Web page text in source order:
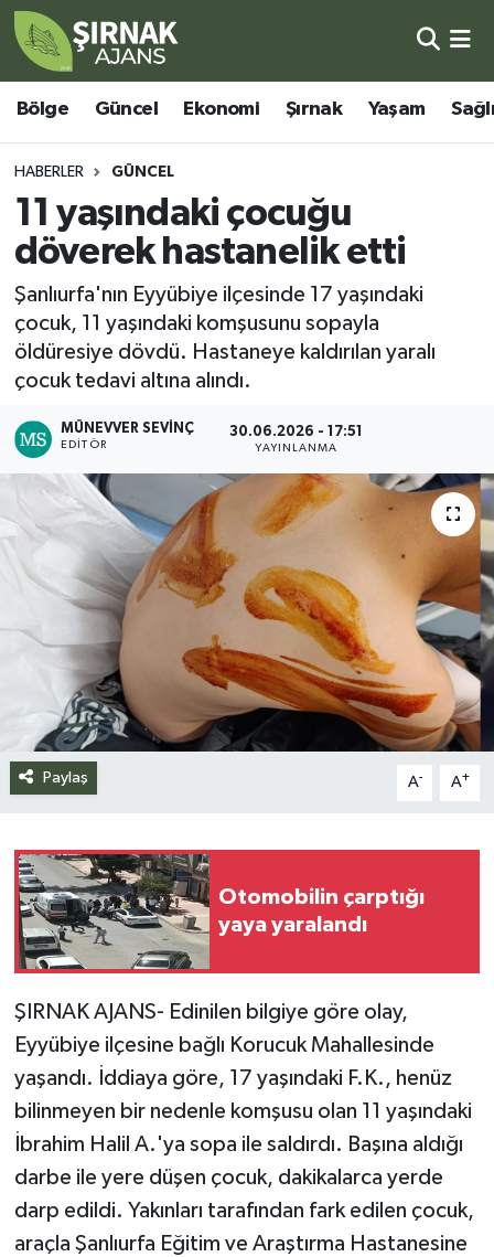
Bölge Güncel Ekonomi Şırnak Yaşam
HABERLER GÜNCEL
11 yaşındaki çocuğu
döverek hastanelik etti
Şanlıurfa'nın Eyyübiye ilçesinde 17 yaşındaki
çocuk, 11 yaşındaki komşusunu sopayla
öldüresiye dövdü. Hastaneye kaldırılan yaralı
çocuk tedavi altına alındı.
MÜNEVVER SEVINÇ
EDITÖR
30.06.2026 - 17:51
YAYINLANMA
Paylaş A- A+
Otomobilin çarptığı
yaya yaralandı
ŞIRNAK AJANS- Edinilen bilgiye göre olay,
Eyyübiye ilçesine bağlı Korucuk Mahallesinde
yaşandı. İddiaya göre, 17 yaşındaki F.K., henüz
bilinmeyen bir nedenle komşusu olan 11 yaşındaki
İbrahim Halil A.'ya sopa ile saldırdı. Başına aldığı
darbe ile yere düşen çocuk, dakikalarca yerde
darp edildi. Yakınları tarafından fark edilen çocuk,
araçla Şanlıurfa Eğitim ve Araştırma Hastanesine
Bölge
Güncel
Şırnak
Sağlık
Eğitim
Kültür - Sanat
Siyaset
Spor
Teknoloji
Yazarlar
Şırnak Nöbetçi Eczaneler
Şırnak Hava Durumu
Şirnak Namaz Vakitleri
Şırnak Trafik Yoğunluk Haritası
Süper Lig Puan Durumu ve Fikstür
Tüm Manşetler
Son Dakika Haberleri
Haber Arşivi